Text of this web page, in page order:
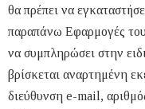
θα πρέπει να
παραπάνω Εφαρμογές
να συμπληρώσει στην
βρίσκεται αναρτημένη
διεύθυνση e-mail,